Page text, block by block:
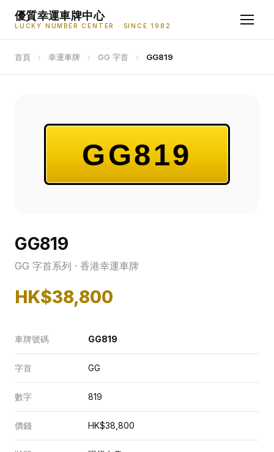
優質幸運車牌中心
LUCKY NUMBER CENTER · SINCE 1982
首頁 › 幸運車牌 › GG 字首 › GG819
GG819
GG819
GG 字首系列 · 香港幸運車牌
HK$38,800
車牌號碼 GG819
字首 GG
數字 819
價錢 HK$38,800